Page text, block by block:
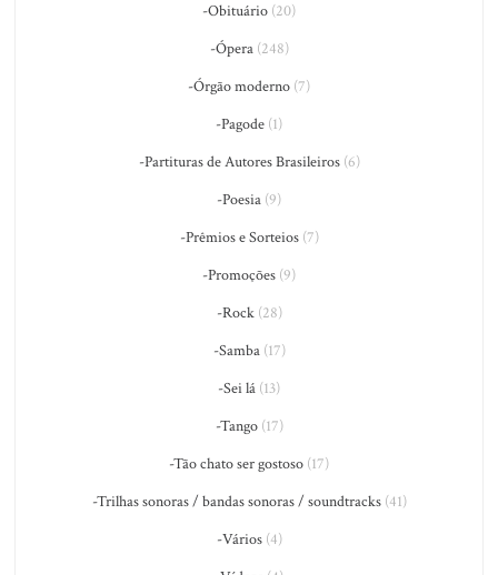
-Obituário (20)
-Ópera(248)
-Órgão moderno (7)
-Pagode (1)
-Partituras de Autores Brasileiros(6)
-Poesia (9)
-Prêmios e Sorteios(7)
-Promoções (9)
-Rock(28)
-Samba(17)
-Sei lá (13)
-Tango(17)
-Tão chato ser gostoso (17)
-Trilhas sonoras / bandas sonoras / soundtracks(41)
-Vários(4)